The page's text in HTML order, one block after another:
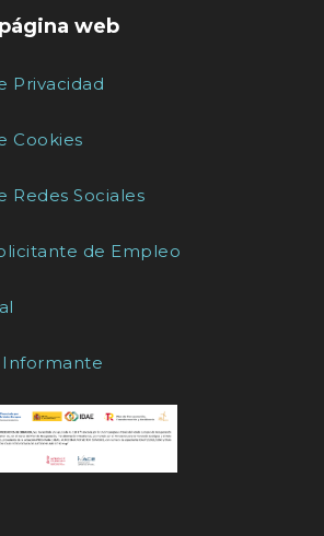
web
Privacidad
Cookies
Redes Sociales
de Empleo
Informante